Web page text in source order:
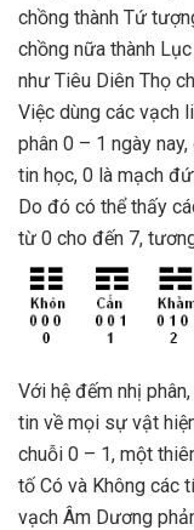
chồng thành Tứ
chồng nữa thành
như Tiêu Diên Thọ
Việc dùng các vạch
phân 0 – 1 ngày
tin học, 0 là mạch
Do đó có thể thấy
từ 0 cho đến 7,
Với hệ đếm nhị
tin về mọi sự vật
chuỗi 0 – 1, một
tố Có và Không các
vạch Âm Dương